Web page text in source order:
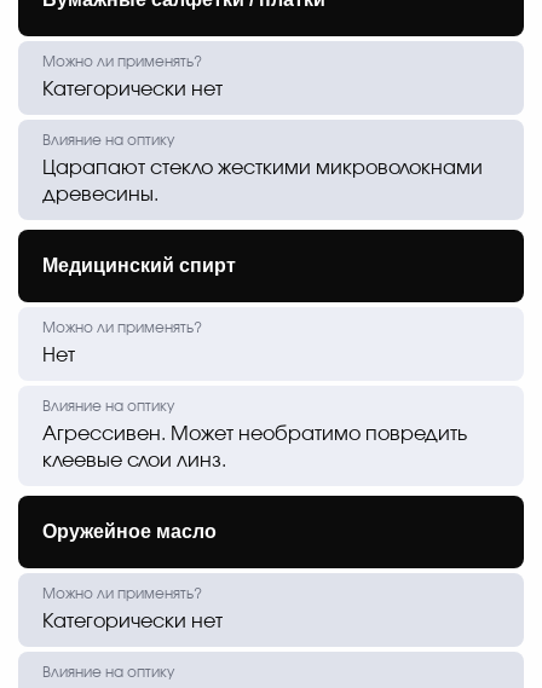
Категорически нет
Царапают стекло жесткими микроволокнами
древесины.
Медицинский спирт
Нет
Агрессивен. Может необратимо повредить
клеевые слои линз.
Оружейное масло
Категорически нет